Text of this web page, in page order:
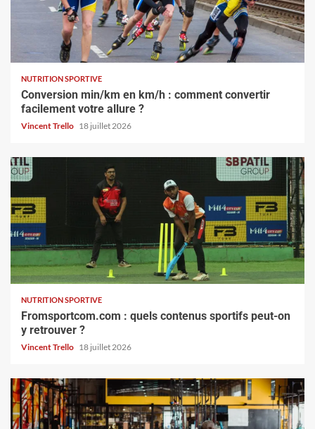
NUTRITION SPORTIVE
Conversion min/km en km/h : comment convertir
facilement votre allure ?
Vincent Trello 18 juillet 2026
NUTRITION SPORTIVE
Fromsportcom.com : quels contenus sportifs peut-on
y retrouver ?
Vincent Trello 18 juillet 2026